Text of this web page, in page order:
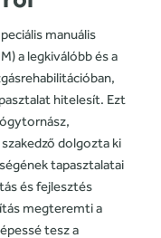
manuális
a legkiválóbb és a
hitelesít. Ezt
dolgozta ki
tapasztalatai
és fejlesztés
megteremti a
tesz a